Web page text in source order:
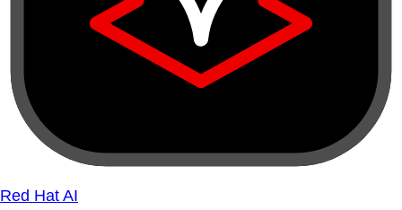
Red Hat AI